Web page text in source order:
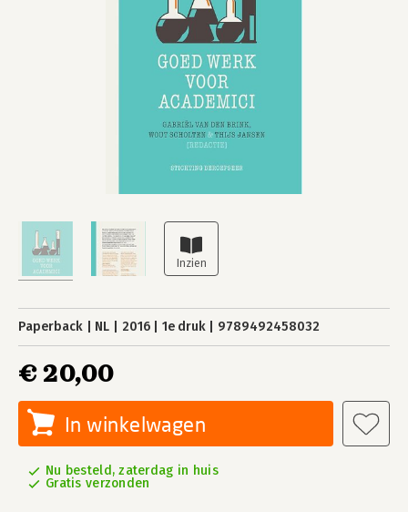
Paperback NL 2016 1e druk 9789492458032
€ 20,00
In winkelwagen
Nu besteld, zaterdag in huis
Gratis verzonden